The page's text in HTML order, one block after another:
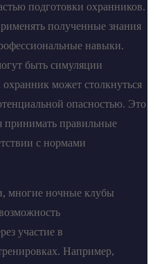
подготовки охранников.
полученные знания
навыки.
быть симуляции
может столкнуться
опасностью. Это
принимать правильные
с нормами
многие ночные клубы
участие в
Например,